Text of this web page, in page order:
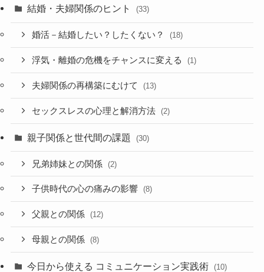
結婚・夫婦関係のヒント (33)
婚活－結婚したい？したくない？ (18)
浮気・離婚の危機をチャンスに変える (1)
夫婦関係の再構築にむけて (13)
セックスレスの心理と解消方法 (2)
親子関係と世代間の課題 (30)
兄弟姉妹との関係 (2)
子供時代の心の痛みの影響 (8)
父親との関係 (12)
母親との関係 (8)
今日から使える コミュニケーション実践術 (10)